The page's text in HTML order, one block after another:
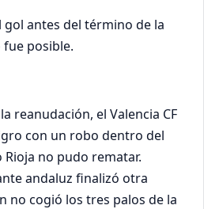
gol antes del término de la
posible.
reanudación, el Valencia CF
con un robo dentro del
no pudo rematar.
andaluz finalizó otra
no cogió los tres palos de la